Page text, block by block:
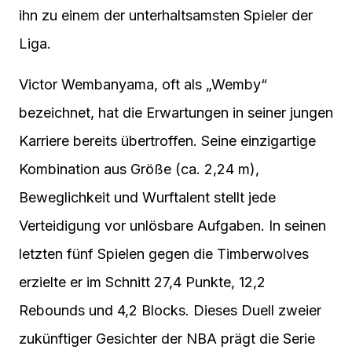
ihn zu einem der unterhaltsamsten Spieler der
Liga.
Victor Wembanyama, oft als „Wemby“
bezeichnet, hat die Erwartungen in seiner jungen
Karriere bereits übertroffen. Seine einzigartige
Kombination aus Größe (ca. 2,24 m),
Beweglichkeit und Wurftalent stellt jede
Verteidigung vor unlösbare Aufgaben. In seinen
letzten fünf Spielen gegen die Timberwolves
erzielte er im Schnitt 27,4 Punkte, 12,2
Rebounds und 4,2 Blocks. Dieses Duell zweier
zukünftiger Gesichter der NBA prägt die Serie